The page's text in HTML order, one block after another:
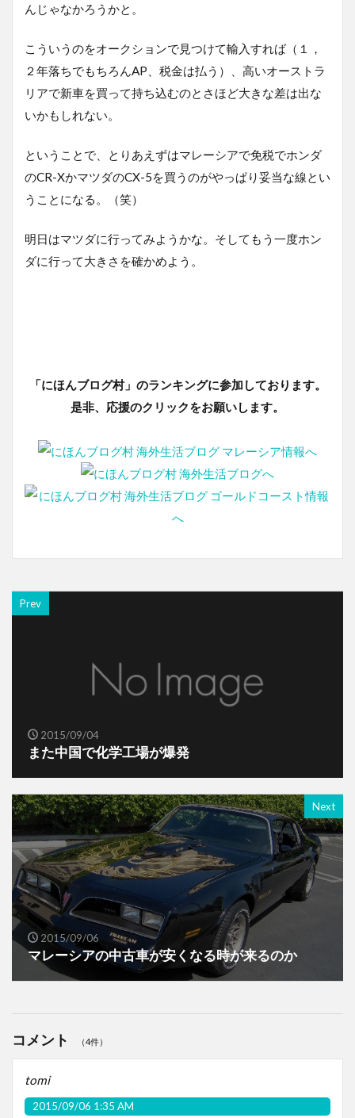
んじゃなかろうかと。
こういうのをオークションで見つけて輸入すれば（１，
２年落ちでもちろんAP、税金は払う）、高いオーストラ
リアで新車を買って持ち込むのとさほど大きな差は出な
いかもしれない。
ということで、とりあえずはマレーシアで免税でホンダ
のCR-XかマツダのCX-5を買うのがやっぱり妥当な線とい
うことになる。（笑）
明日はマツダに行ってみようかな。そしてもう一度ホン
ダに行って大きさを確かめよう。
「にほんブログ村」のランキングに参加しております。
是非、応援のクリックをお願いします。
Prev
2015/09/04
また中国で化学工場が爆発
Next
2015/09/06
マレーシアの中古車が安くなる時が来るのか
コメント （4件）
tomi
2015/09/06 1:35 AM